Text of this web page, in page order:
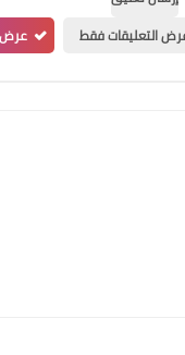
التعليقات فقط
عرض